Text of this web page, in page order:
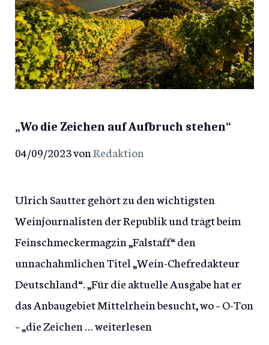
„Wo die Zeichen auf Aufbruch stehen“
04/09/2023vonRedaktion
Ulrich Sautter gehört zu den wichtigsten
Weinjournalisten der Republik und trägt beim
Feinschmeckermagzin „Falstaff“ den
unnachahmlichen Titel „Wein-Chefredakteur
Deutschland“. „Für die aktuelle Ausgabe hat er
das Anbaugebiet Mittelrhein besucht, wo – O-Ton
– „die Zeichen …weiterlesen